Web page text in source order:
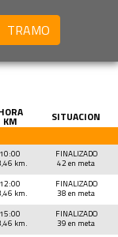
TRAMO
KM
SITUACION
10:00
km.
FINALIZADO
42 en meta
12:00
km.
FINALIZADO
38 en meta
15:00
km.
FINALIZADO
39 en meta